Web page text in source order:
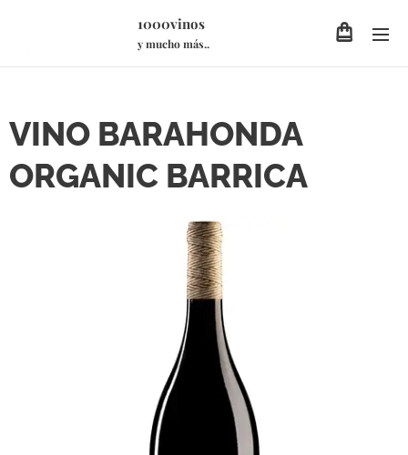
1000vinos
y mucho más..
VINO BARAHONDA
ORGANIC BARRICA